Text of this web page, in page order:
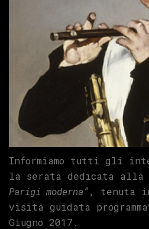
Informiamo tutti gli
la serata dedicata alla
Parigi moderna”, tenuta
visita guidata
Giugno 2017.